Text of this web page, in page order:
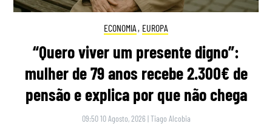
ECONOMIA , EUROPA
“Quero viver um presente digno”:
mulher de 79 anos recebe 2.300€ de
pensão e explica por que não chega
09:50 10 Agosto, 2026 |Tiago Alcobia